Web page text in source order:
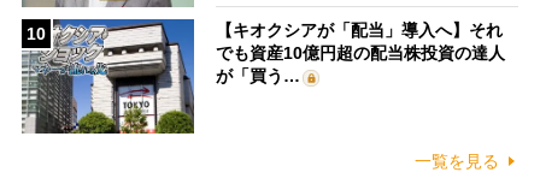
10
【キオクシアが「配当」導入へ】それ
でも資産10億円超の配当株投資の達人
が「買う…
一覧を見る